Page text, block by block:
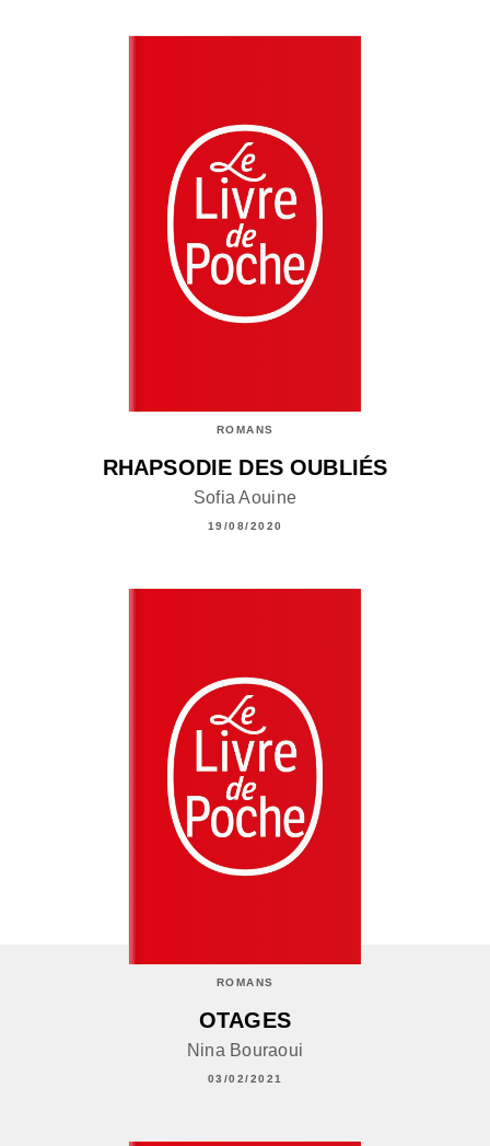
ROMANS
RHAPSODIE DES OUBLIÉS
Sofia Aouine
19/08/2020
ROMANS
OTAGES
Nina Bouraoui
03/02/2021